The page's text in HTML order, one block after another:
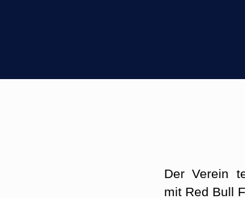
Der Verein
mit Red Bull